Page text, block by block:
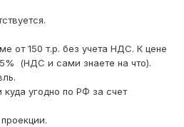
от 150 т.р. без учета НДС. К цене
(НДС и сами знаете на что).
угодно по РФ за счет